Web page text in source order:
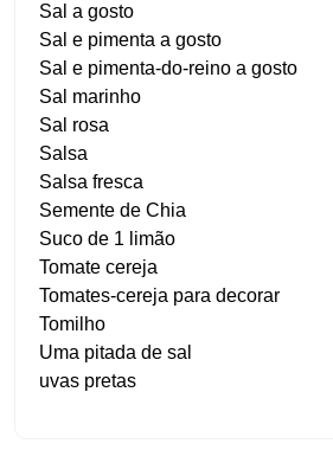
Sal a gosto
Sal e pimenta a gosto
Sal e pimenta-do-reino a gosto
Sal marinho
Sal rosa
Salsa
Salsa fresca
Semente de Chia
Suco de 1 limão
Tomate cereja
Tomates-cereja para decorar
Tomilho
Uma pitada de sal
uvas pretas